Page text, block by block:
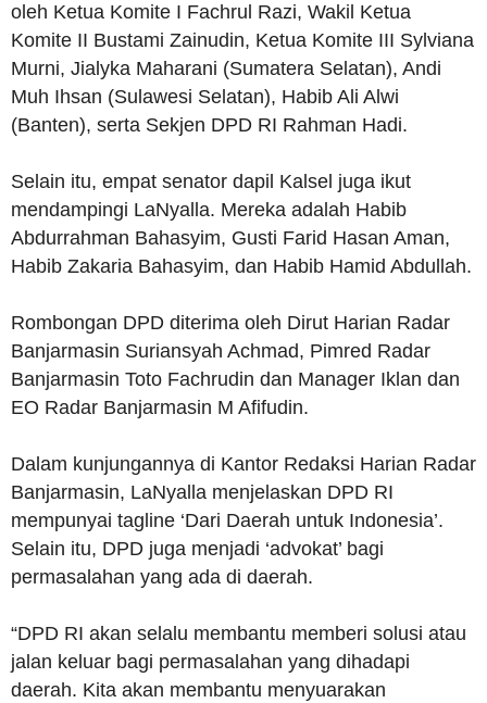
oleh Ketua Komite I Fachrul Razi, Wakil Ketua
Komite II Bustami Zainudin, Ketua Komite III Sylviana
Murni, Jialyka Maharani (Sumatera Selatan), Andi
Muh Ihsan (Sulawesi Selatan), Habib Ali Alwi
(Banten), serta Sekjen DPD RI Rahman Hadi.
Selain itu, empat senator dapil Kalsel juga ikut
mendampingi LaNyalla. Mereka adalah Habib
Abdurrahman Bahasyim, Gusti Farid Hasan Aman,
Habib Zakaria Bahasyim, dan Habib Hamid Abdullah.
Rombongan DPD diterima oleh Dirut Harian Radar
Banjarmasin Suriansyah Achmad, Pimred Radar
Banjarmasin Toto Fachrudin dan Manager Iklan dan
EO Radar Banjarmasin M Afifudin.
Dalam kunjungannya di Kantor Redaksi Harian Radar
Banjarmasin, LaNyalla menjelaskan DPD RI
mempunyai tagline ‘Dari Daerah untuk Indonesia’.
Selain itu, DPD juga menjadi ‘advokat’ bagi
permasalahan yang ada di daerah.
“DPD RI akan selalu membantu memberi solusi atau
jalan keluar bagi permasalahan yang dihadapi
daerah. Kita akan membantu menyuarakan